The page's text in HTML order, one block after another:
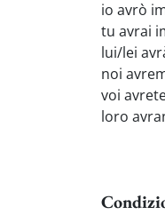
io avrò
tu avrai
lui/lei
noi
voi
loro